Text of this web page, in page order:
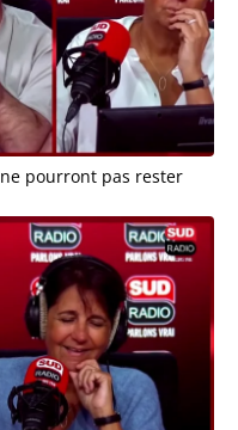
pourront pas rester